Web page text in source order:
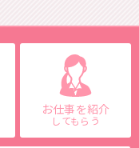
お仕事を紹介
してもらう